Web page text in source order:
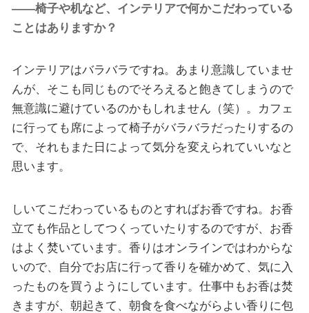
――椅子や机など、インテリアで何かこだわっている
ことはありますか？
インテリアはバラバラですね。あまり意識していませ
んが、そこも同じものでそろえると飽きてしまうので
無意識に避けているのかもしれません（笑）。カフェ
に行っても席によって椅子がバラバラだったりするの
で、それもまた日によって気分を変えられていいなと
思います。
しいてこだわっているものとすればお香ですね。お香
立ても作品としてつくっていたりするのですが、お香
はよく焚いています。香りはオンラインではわからな
いので、自分でお店に行って香りを確かめて、気に入
ったものを買うようにしています。仕事中もお香は焚
きますが、朝起きて、朝食を食べながらよい香りに包